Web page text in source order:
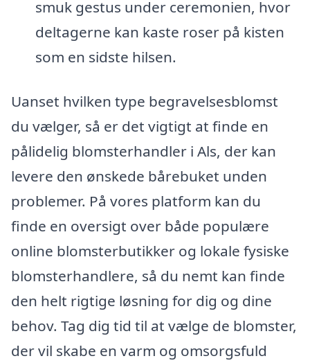
smuk gestus under ceremonien, hvor
deltagerne kan kaste roser på kisten
som en sidste hilsen.
Uanset hvilken type begravelsesblomst
du vælger, så er det vigtigt at finde en
pålidelig blomsterhandler i Als, der kan
levere den ønskede bårebuket unden
problemer. På vores platform kan du
finde en oversigt over både populære
online blomsterbutikker og lokale fysiske
blomsterhandlere, så du nemt kan finde
den helt rigtige løsning for dig og dine
behov. Tag dig tid til at vælge de blomster,
der vil skabe en varm og omsorgsfuld